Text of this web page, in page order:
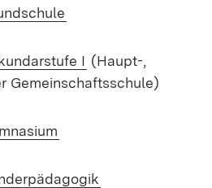
I (Haupt-,
Gemeinschaftsschule)